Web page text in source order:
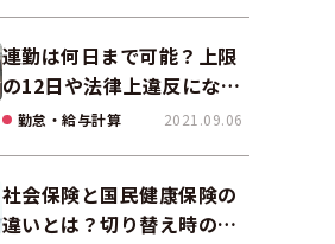
連勤は何日まで可能？上限
の12日や法律上違反になる
場合も解説
勤怠・給与計算 2021.09.06
社会保険と国民健康保険の
違いとは？切り替え時の手